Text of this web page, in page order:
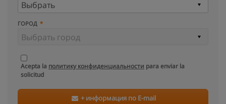
ГОРОД
Acepta la политику конфиденциальности para enviar la
solicitud
+ информация по E-mail